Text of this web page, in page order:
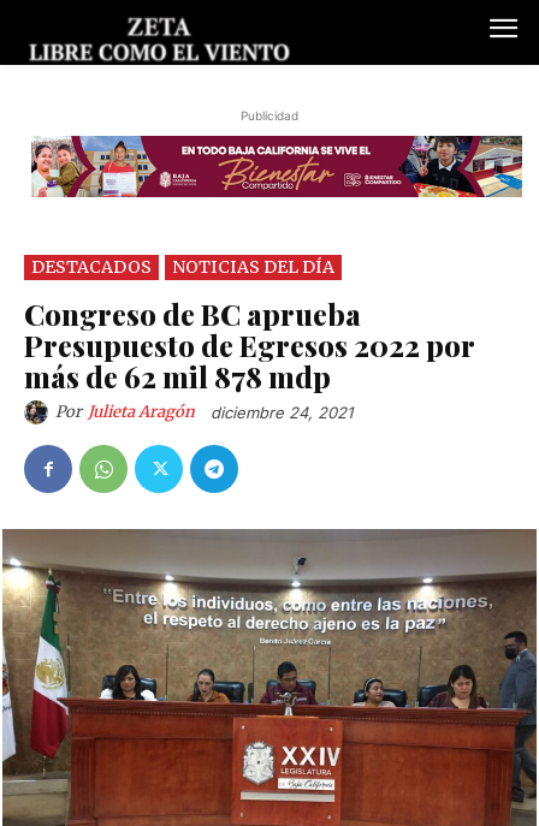
Publicidad
DESTACADOS NOTICIAS DEL DÍA
Congreso de BC aprueba
Presupuesto de Egresos 2022 por
más de 62 mil 878 mdp
Por Julieta Aragón diciembre 24, 2021